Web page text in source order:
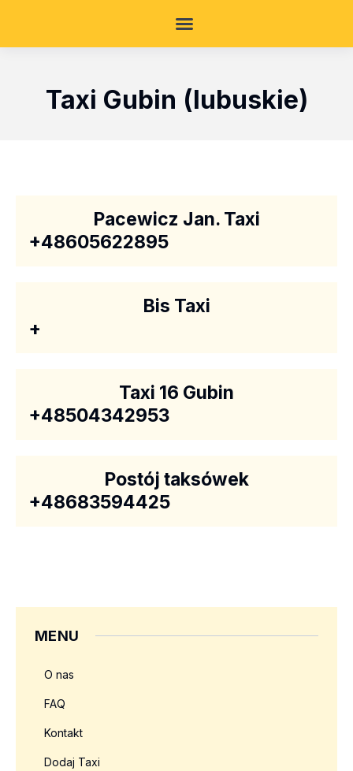
Taxi Gubin (lubuskie)
Pacewicz Jan. Taxi
+48605622895
Bis Taxi
+
Taxi 16 Gubin
+48504342953
Postój taksówek
+48683594425
MENU
O nas
FAQ
Kontakt
Dodaj Taxi